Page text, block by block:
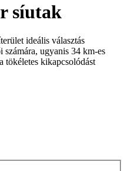
síutak
ideális választás
számára, ugyanis 34 km-es
tökéletes kikapcsolódást